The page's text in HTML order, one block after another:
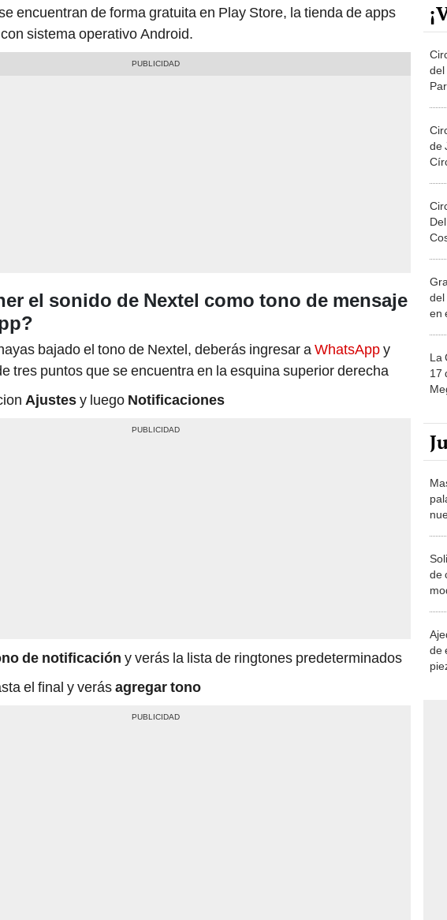
encuentran de forma gratuita en Play Store, la tienda de apps
sistema operativo Android.
el sonido de Nextel como tono de mensaje
bajado el tono de Nextel, deberás ingresar a WhatsAppy
tres puntos que se encuentra en la esquina superior derecha
Ajustesy luego Notificaciones
de notificación y verás la lista de ringtones predeterminados
el final y verásagregar tono
del
de
del
en
La
17
de
de